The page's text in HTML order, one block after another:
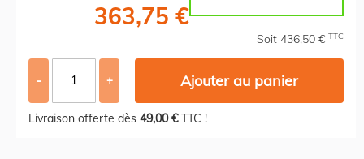
363,75 €
Soit 436,50 € TTC
- + Ajouter au panier
Livraison offerte dès 49,00 €TTC !